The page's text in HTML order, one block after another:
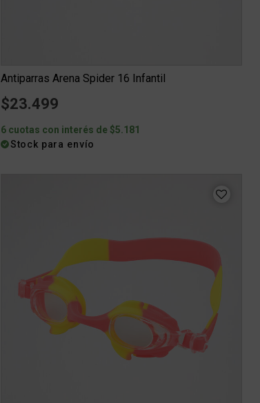
Antiparras Arena Spider 16 Infantil
$23.499
6 cuotas con interés de $5.181
Stock para envío